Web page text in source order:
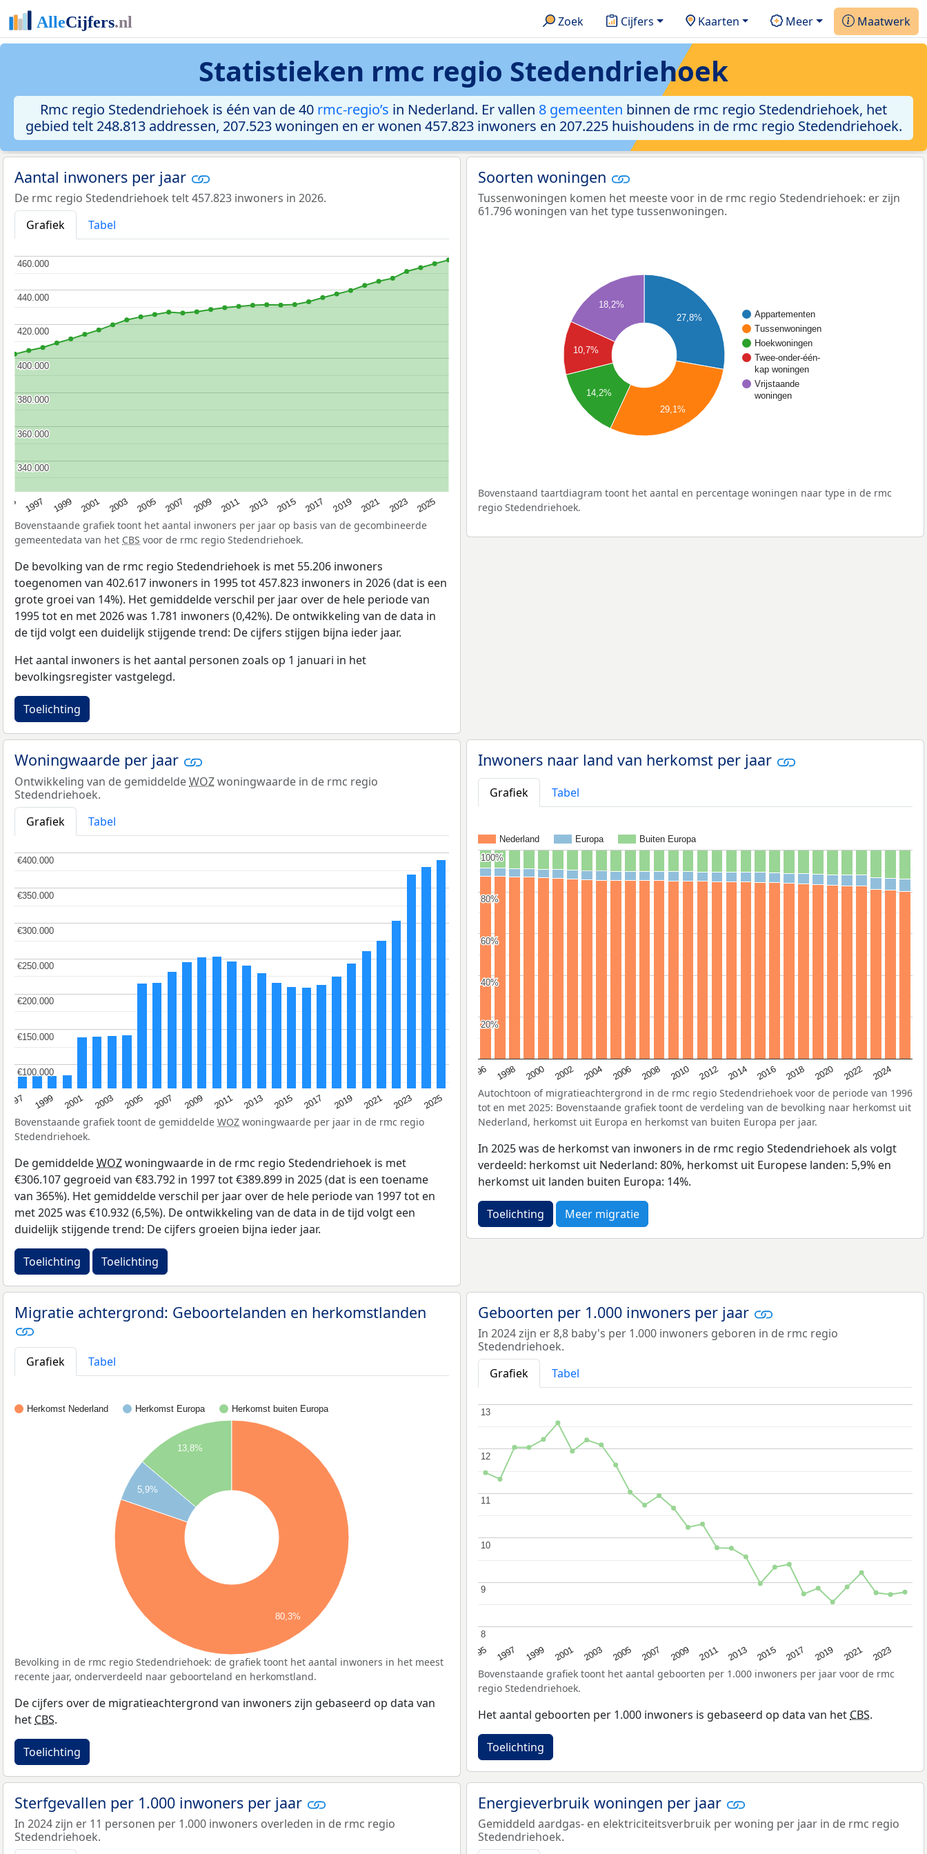
Zoek Cijfers Kaarten Meer Maatwerk
Statistieken rmc regio Stedendriehoek
Rmc regio Stedendriehoek is één van de 40 rmc-regio’s in Nederland. Er vallen 8 gemeenten binnen de rmc regio Stedendriehoek, het
gebied telt 248.813 addressen, 207.523 woningen en er wonen 457.823 inwoners en 207.225 huishoudens in de rmc regio Stedendriehoek.
Aantal inwoners per jaar
De rmc regio Stedendriehoek telt 457.823 inwoners in 2026.
Grafiek
Tabel
1997 1999 2001 2003 2005 2007 2009 2011 2013 2015 2017 2019 2021 2023 2025
340.000
340.000
360.000
360.000
380.000
380.000
400.000
400.000
420.000
420.000
440.000
440.000
460.000
460.000
Bovenstaande grafiek toont het aantal inwoners per jaar op basis van de gecombineerde
gemeentedata van het CBS voor de rmc regio Stedendriehoek.
De bevolking van de rmc regio Stedendriehoek is met 55.206 inwoners
toegenomen van 402.617 inwoners in 1995 tot 457.823 inwoners in 2026 (dat is een
grote groei van 14%). Het gemiddelde verschil per jaar over de hele periode van
1995 tot en met 2026 was 1.781 inwoners (0,42%). De ontwikkeling van de data in
de tijd volgt een duidelijk stijgende trend: De cijfers stijgen bijna ieder jaar.
Het aantal inwoners is het aantal personen zoals op 1 januari in het
bevolkingsregister vastgelegd.
Toelichting
Soorten woningen
Tussenwoningen komen het meeste voor in de rmc regio Stedendriehoek: er zijn
61.796 woningen van het type tussenwoningen.
Appartementen
Tussenwoningen
Hoekwoningen
Twee-onder-één-
kap woningen
Vrijstaande
woningen
27,8%
18,2%
10,7%
14,2%
29,1%
Bovenstaand taartdiagram toont het aantal en percentage woningen naar type in de rmc
regio Stedendriehoek.
Woningwaarde per jaar
Ontwikkeling van de gemiddeldeWOZwoningwaarde in de rmc regio
Stedendriehoek.
Grafiek
Tabel
1997 1999 2001 2003 2005 2007 2009 2011 2013 2015 2017 2019 2021 2023 2025
€100.000
€100.000
€150.000
€150.000
€200.000
€200.000
€250.000
€250.000
€300.000
€300.000
€350.000
€350.000
€400.000
€400.000
Bovenstaande grafiek toont de gemiddelde WOZ woningwaarde per jaar in de rmc regio
Stedendriehoek.
De gemiddeldeWOZwoningwaarde in de rmc regio Stedendriehoek is met
€306.107 gegroeid van €83.792 in 1997 tot €389.899 in 2025 (dat is een toename
van 365%). Het gemiddelde verschil per jaar over de hele periode van 1997 tot en
met 2025 was €10.932 (6,5%). De ontwikkeling van de data in de tijd volgt een
duidelijk stijgende trend: De cijfers groeien bijna ieder jaar.
Toelichting Toelichting
Inwoners naar land van herkomst per jaar
Grafiek Tabel
Nederland Europa Buiten Europa
1996 1998 2000 2002 2004 2006 2008 2010 2012 2014 2016 2018 2020 2022 2024
20%
20%
40%
40%
60%
60%
80%
80%
100%
100%
Autochtoon of migratieachtergrond in de rmc regio Stedendriehoek voor de periode van 1996
tot en met 2025: Bovenstaande grafiek toont de verdeling van de bevolking naar herkomst uit
Nederland, herkomst uit Europa en herkomst van buiten Europa per jaar.
In 2025 was de herkomst van inwoners in de rmc regio Stedendriehoek als volgt
verdeeld: herkomst uit Nederland: 80%, herkomst uit Europese landen: 5,9% en
herkomst uit landen buiten Europa: 14%.
Toelichting Meer migratie
Migratie achtergrond: Geboortelanden en herkomstlanden
Grafiek Tabel
Herkomst Nederland Herkomst Europa Herkomst buiten Europa
13,8%
5,9%
80,3%
Bevolking in de rmc regio Stedendriehoek: de grafiek toont het aantal inwoners in het meest
recente jaar, onderverdeeld naar geboorteland en herkomstland.
De cijfers over de migratieachtergrond van inwoners zijn gebaseerd op data van
het CBS.
Toelichting
Geboorten per 1.000 inwoners per jaar
In 2024 zijn er 8,8 baby's per 1.000 inwoners geboren in de rmc regio
Stedendriehoek.
Grafiek
Tabel
1995 1997 1999 2001 2003 2005 2007 2009 2011 2013 2015 2017 2019 2021 2023
8
8
9
9
10
10
11
11
12
12
13
13
Bovenstaande grafiek toont het aantal geboorten per 1.000 inwoners per jaar voor de rmc
regio Stedendriehoek.
Het aantal geboorten per 1.000 inwoners is gebaseerd op data van het CBS.
Toelichting
Sterfgevallen per 1.000 inwoners per jaar
In 2024 zijn er 11 personen per 1.000 inwoners overleden in de rmc regio
Stedendriehoek.
Energieverbruik woningen per jaar
Gemiddeld aardgas- en elektriciteitsverbruik per woning per jaar in de rmc regio
Stedendriehoek.